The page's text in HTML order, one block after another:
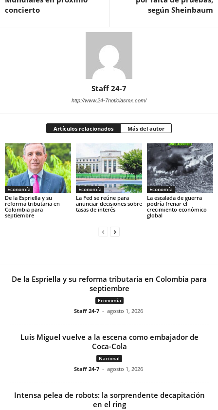
concierto
según Sheinbaum
Staff 24-7
http://www.24-7noticiasmx.com/
Artículos relacionados Más del autor
Economía
De la Espriella y su
reforma tributaria en
Colombia para
septiembre
Economía
La Fed se reúne para
anunciar decisiones sobre
tasas de interés
Economía
La escalada de guerra
podría frenar el
crecimiento económico
global
De la Espriella y su reforma tributaria en Colombia para
septiembre
Economía
Staff 24-7 - agosto 1, 2026
Luis Miguel vuelve a la escena como embajador de
Coca-Cola
Nacional
Staff 24-7 - agosto 1, 2026
Intensa pelea de robots: la sorprendente decapitación
en el ring